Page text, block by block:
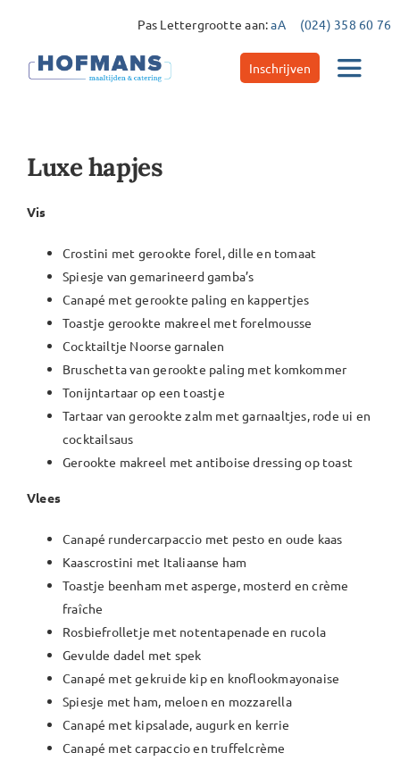
inhoud
Pas Lettergrootte aan:aA (024) 358 60 76
Inschrijven
Toggle
Maaltijdservice
Luxe hapjes
Vis
Crostini met gerookte forel, dille en tomaat
Spiesje van gemarineerd gamba’s
Canapé met gerookte paling en kappertjes
Toastje gerookte makreel met forelmousse
Cocktailtje Noorse garnalen
Bruschetta van gerookte paling met komkommer
Tonijntartaar op een toastje
Tartaar van gerookte zalm met garnaaltjes, rode ui en
cocktailsaus
Gerookte makreel met antiboise dressing op toast
Vlees
Canapé rundercarpaccio met pesto en oude kaas
Kaascrostini met Italiaanse ham
Toastje beenham met asperge, mosterd en crème
fraîche
Rosbiefrolletje met notentapenade en rucola
Gevulde dadel met spek
Canapé met gekruide kip en knoflookmayonaise
Spiesje met ham, meloen en mozzarella
Canapé met kipsalade, augurk en kerrie
Canapé met carpaccio en truffelcrème